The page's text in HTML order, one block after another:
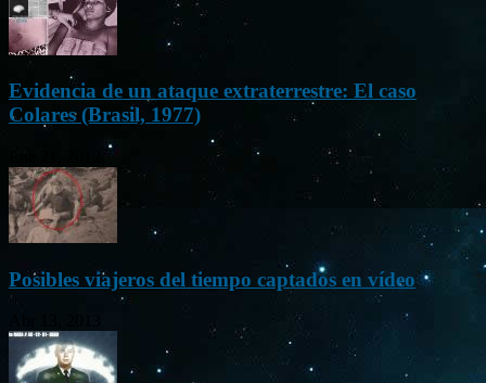
Evidencia de un ataque extraterrestre: El caso
Colares (Brasil, 1977)
Posibles viajeros del tiempo captados en vídeo